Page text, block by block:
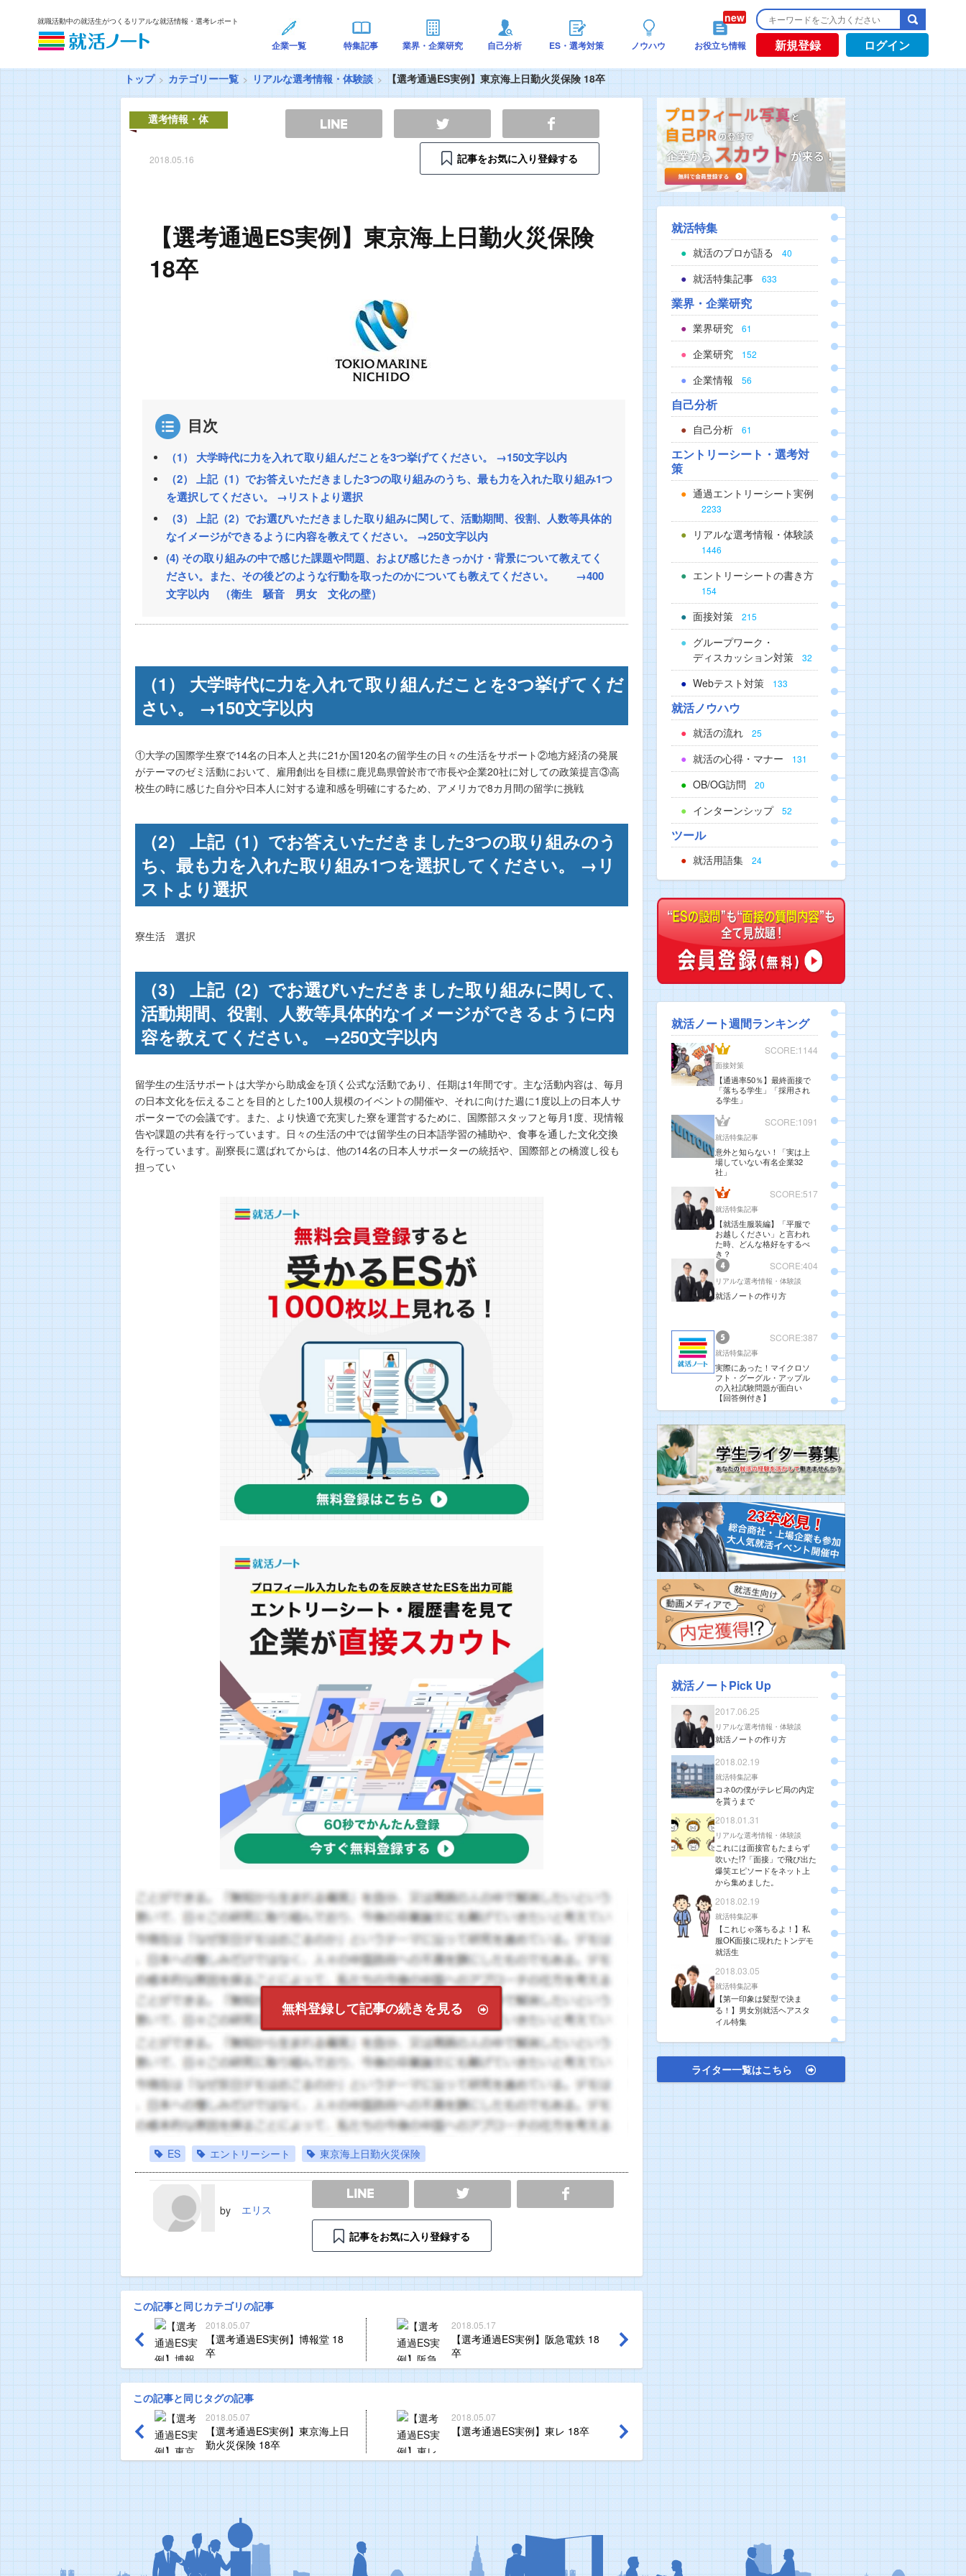
就職活動中の就活生がつくるリアルな就活情報・選考レポート
企業一覧 特集記事 業界・企業研究 自己分析 ES・選考対策 ノウハウ お役立ち情報 新規登録 ログイン
トップ カテゴリー一覧 リアルな選考情報・体験談 【選考通過ES実例】東京海上日勤火災保険 18卒
選考情報・体
2018.05.16 記事をお気に入り登録する
【選考通過ES実例】東京海上日勤火災保険
18卒
目次
（1） 大学時代に力を入れて取り組んだことを3つ挙げてください。 →150文字以内
（2） 上記（1）でお答えいただきました3つの取り組みのうち、最も力を入れた取り組み1つ
を選択してください。 →リストより選択
（3） 上記（2）でお選びいただきました取り組みに関して、活動期間、役割、人数等具体的
なイメージができるように内容を教えてください。 →250文字以内
(4) その取り組みの中で感じた課題や問題、および感じたきっかけ・背景について教えてく
ださい。また、その後どのような行動を取ったのかについても教えてください。 →400
文字以内 （衛生 騒音 男女 文化の壁）
（1） 大学時代に力を入れて取り組んだことを3つ挙げてくだ
さい。 →150文字以内
①大学の国際学生寮で14名の日本人と共に21か国120名の留学生の日々の生活をサポート②地方経済の発展
がテーマのゼミ活動において、雇用創出を目標に鹿児島県曽於市で市長や企業20社に対しての政策提言③高
校生の時に感じた自分や日本人に対する違和感を明確にするため、アメリカで8カ月間の留学に挑戦
（2） 上記（1）でお答えいただきました3つの取り組みのう
ち、最も力を入れた取り組み1つを選択してください。 →リ
ストより選択
寮生活 選択
（3） 上記（2）でお選びいただきました取り組みに関して、
活動期間、役割、人数等具体的なイメージができるように内
容を教えてください。 →250文字以内
留学生の生活サポートは大学から助成金を頂く公式な活動であり、任期は1年間です。主な活動内容は、毎月
の日本文化を伝えることを目的とした100人規模のイベントの開催や、それに向けた週に1度以上の日本人サ
ポーターでの会議です。また、より快適で充実した寮を運営するために、国際部スタッフと毎月1度、現情報
告や課題の共有を行っています。日々の生活の中では留学生の日本語学習の補助や、食事を通した文化交換
を行っています。副寮長に選ばれてからは、他の14名の日本人サポーターの統括や、国際部との橋渡し役も
担ってい
無料登録して記事の続きを見る
ES エントリーシート 東京海上日勤火災保険
by エリス
LINE SHARE
記事をお気に入り登録する
この記事と同じカテゴリの記事
2018.05.07
【選考通過ES実例】博報堂 18
卒
2018.05.17
【選考通過ES実例】阪急電鉄 18
卒
この記事と同じタグの記事
2018.05.07
【選考通過ES実例】東京海上日
勤火災保険 18卒
2018.05.07
【選考通過ES実例】東レ 18卒
就活特集
就活のプロが語る 40
就活特集記事 633
業界・企業研究
業界研究 61
企業研究 152
企業情報 56
自己分析
自己分析 61
エントリーシート・選考対
策
通過エントリーシート実例
2233
リアルな選考情報・体験談
1446
エントリーシートの書き方
154
面接対策 215
グループワーク・
ディスカッション対策
32
Webテスト対策 133
就活ノウハウ
就活の流れ 25
就活の心得・マナー 131
OB/OG訪問 20
インターンシップ 52
ツール
就活用語集 24
就活ノート週間ランキング
SCORE:1144
面接対策
【通過率50％】最終面接で
「落ちる学生」「採用され
る学生」
SCORE:1091
就活特集記事
意外と知らない！「実は上
場していない有名企業32
社」
SCORE:517
就活特集記事
【就活生服装編】「平服で
お越しください」と言われ
た時、どんな格好をするべ
き？
SCORE:404
リアルな選考情報・体験談
就活ノートの作り方
SCORE:387
就活特集記事
実際にあった！マイクロソ
フト・グーグル・アップル
の入社試験問題が面白い
【回答例付き】
就活ノートPick Up
2017.06.25
リアルな選考情報・体験談
就活ノートの作り方
2018.02.19
就活特集記事
コネ0の僕がテレビ局の内定
を貰うまで
2018.01.31
リアルな選考情報・体験談
これには面接官もたまらず
吹いた!?「面接」で飛び出た
爆笑エピソードをネット上
から集めました。
2018.02.19
就活特集記事
【これじゃ落ちるよ！】私
服OK面接に現れたトンデモ
就活生
2018.03.05
就活特集記事
【第一印象は髪型で決ま
る！】男女別就活ヘアスタ
イル特集
ライター一覧はこちら